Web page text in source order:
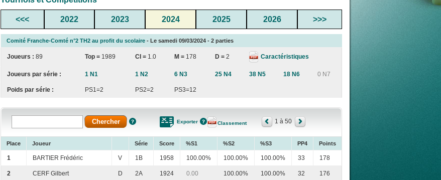
<<< 2022 2023 2024 2025 2026 >>>
Comité Franche-Comté n°2 TH2 au profit du scolaire - Le samedi 09/03/2024 - 2 parties
Joueurs : 89 Top = 1989 CI = 1.0 M = 178 D = 2 Caractéristiques
Joueurs par série : 1 N1 1 N2 6 N3 25 N4 38 N5 18 N6 0 N7
Poids par série : PS1=2 PS2=2 PS3=12
Exporter Classement 1 à 50
Place Joueur Série Score %S1 %S2 %S3 PP4 Points
1 BARTIER Frédéric V 1B 1958 100.00% 100.00% 100.00% 33 178
2 CERF Gilbert D 2A 1924 0.00 100.00% 100.00% 32 176